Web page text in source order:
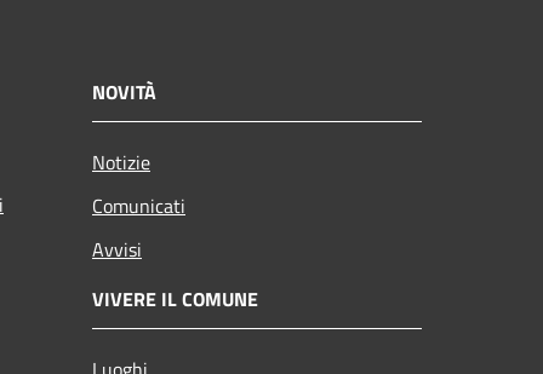
NOVITÀ
Notizie
Comunicati
Avvisi
VIVERE IL COMUNE